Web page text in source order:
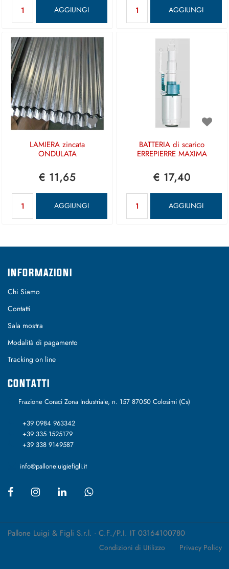
AGGIUNGI AGGIUNGI
LAMIERA zincata
ONDULATA
€ 11,65
AGGIUNGI
BATTERIA di scarico
ERREPIERRE MAXIMA
€ 17,40
AGGIUNGI
INFORMAZIONI
Chi Siamo
Contatti
Sala mostra
Modalità di pagamento
Tracking on line
CONTATTI
Frazione Coraci Zona Industriale, n. 157 87050 Colosimi (Cs)
+39 0984 963342
+39 335 1525179
+39 338 9149587
info@palloneluigiefigli.it
Pallone Luigi & Figli S.r.l. - C.F./P.I. IT 03164100780
Condizioni di Utilizzo Privacy Policy